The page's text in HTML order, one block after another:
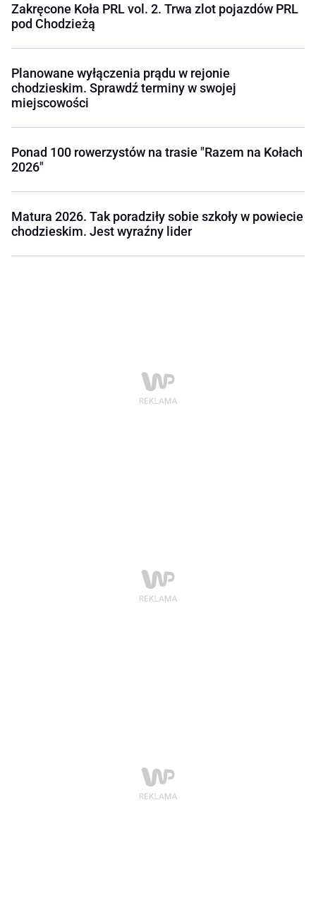
Zakręcone Koła PRL vol. 2. Trwa zlot pojazdów PRL
pod Chodzieżą
Planowane wyłączenia prądu w rejonie
chodzieskim. Sprawdź terminy w swojej
miejscowości
Ponad 100 rowerzystów na trasie "Razem na Kołach
2026"
Matura 2026. Tak poradziły sobie szkoły w powiecie
chodzieskim. Jest wyraźny lider